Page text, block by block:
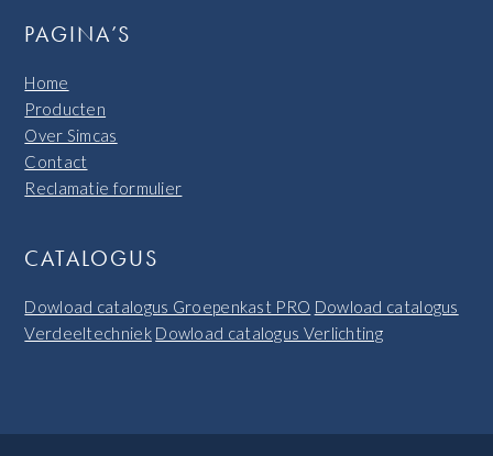
PAGINA’S
Home
Producten
Over Simcas
Contact
Reclamatie formulier
CATALOGUS
Dowload catalogus Groepenkast PRO Dowload catalogus
Verdeeltechniek Dowload catalogus Verlichting